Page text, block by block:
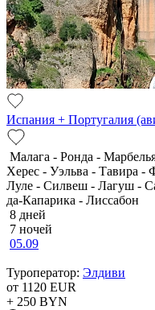
Испания + Португалия
Малага - Ронда -
Херес - Уэльва - Тавира -
Луле - Силвеш - Лагуш -
да-Капарика - Лиссабон
8 дней
7 ночей
05.09
Туроператор: Элдиви
от 1120 EUR
+ 250 BYN